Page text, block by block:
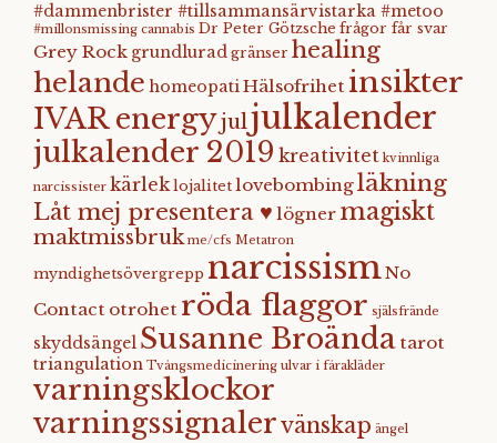
#dammenbrister #tillsammansärvistarka #metoo
#millonsmissing cannabis Dr Peter Götzsche frågor får svar
Grey Rock grundlurad gränser healing
helande homeopatiHälsofrihet insikter
IVAR energyjuljulkalender
julkalender 2019 kreativitet kvinnliga
narcissister kärlek lojalitet lovebombingläkning
Låt mej presentera ♥ lögner magiskt
maktmissbruk me/cfs Metatron
myndighetsövergrepp narcissismNo
Contact otrohet röda flaggor själsfrände
skyddsängel Susanne Broända tarot
triangulation Tvångsmedicinering ulvar i fårakläder
varningsklockor
varningssignalervänskap ängel